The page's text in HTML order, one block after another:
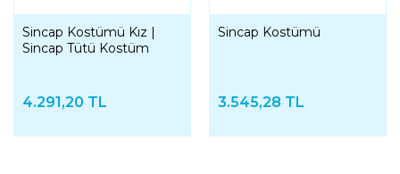
Sincap Kostümü Kız |
Sincap Tütü Kostüm
4.291,20 TL
Sincap Kostümü
3.545,28 TL